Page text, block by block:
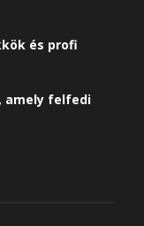
és profi
amely felfedi